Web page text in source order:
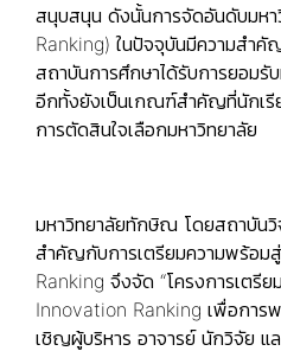
สนุบสนุน ดังนั้นการจัดอันดับมห
Ranking) ในปัจจุบันมีความสำคั
สถาบันการศึกษาได้รับการยอมรั
อีกทั้งยังเป็นเกณฑ์สำคัญที่นักเรี
การตัดสินใจเลือกมหาวิทยาลัย
มหาวิทยาลัยทักษิณ โดยสถาบันวิ
สำคัญกับการเตรียมความพร้อ
Ranking จึงจัด “โครงการเตรี
Innovation Ranking เพื่อการพ
เชิญผู้บริหาร อาจารย์ นักวิจัย แ